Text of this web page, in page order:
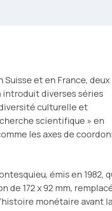
et en France, deux
introduit diverses séries
culturelle et
scientifique » en
les axes de
émis en 1982,
de 172 x 92 mm,
monétaire avant la